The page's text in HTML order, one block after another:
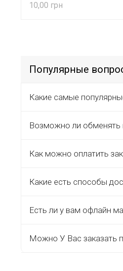
10,00
Популярные
Какие самые
Возможно ли обменять
Как можно оплатить
Какие есть способы
Есть ли у вам офлайн
Можно У Вас заказать